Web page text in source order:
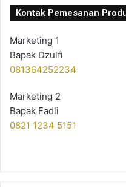
Kontak Pemesanan
Marketing 1
Bapak Dzulfi
081364252234
Marketing 2
Bapak Fadli
0821 1234 5151